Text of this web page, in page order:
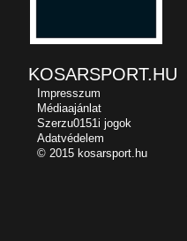
KOSARSPORT.HU
Impresszum
Médiaajánlat
Szerzu0151i jogok
Adatvédelem
© 2015 kosarsport.hu